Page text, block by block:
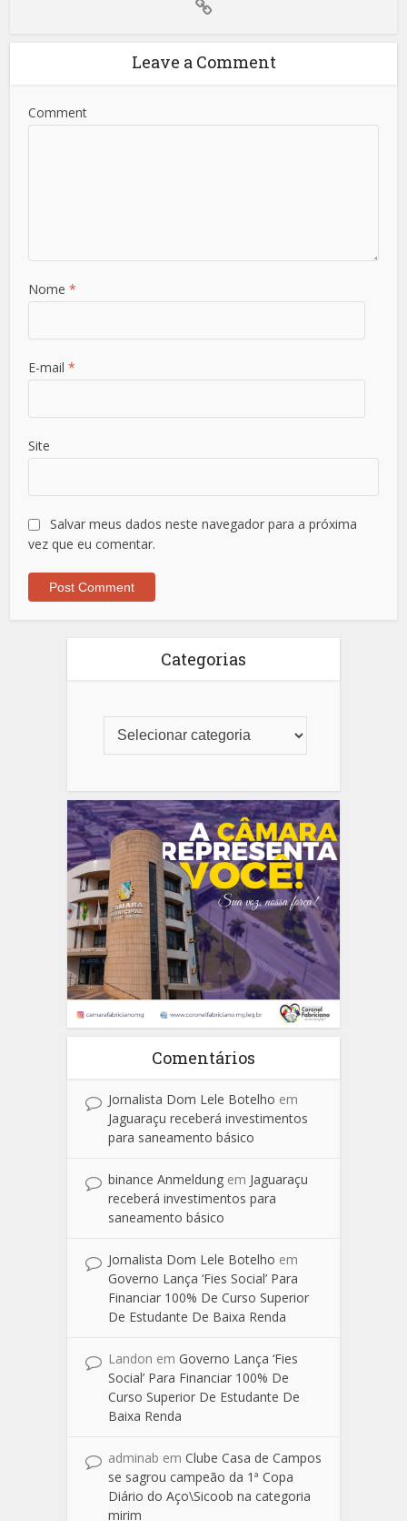
Leave a Comment
Comment
Nome*
E-mail*
Site
Salvar meus dados neste navegador para a próxima
vez que eu comentar.
Categorias
Comentários
Jornalista Dom Lele Botelho em
Jaguaraçu receberá investimentos
para saneamento básico
binance Anmeldung em Jaguaraçu
receberá investimentos para
saneamento básico
Jornalista Dom Lele Botelho em
Governo Lança ‘Fies Social’ Para
Financiar 100% De Curso Superior
De Estudante De Baixa Renda
Landon em Governo Lança ‘Fies
Social’ Para Financiar 100% De
Curso Superior De Estudante De
Baixa Renda
adminab em Clube Casa de Campos
se sagrou campeão da 1ª Copa
Diário do Aço\Sicoob na categoria
mirim